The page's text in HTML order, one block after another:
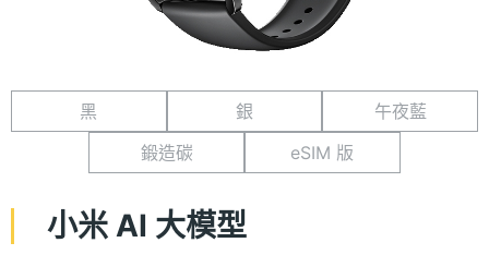
黑 銀
午夜藍
鍛造碳
eSIM 版
小米 AI 大模型